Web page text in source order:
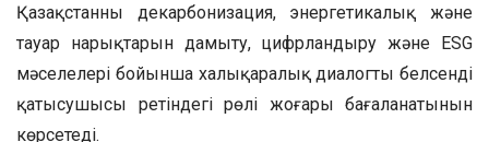
Қазақстанның декарбонизация, энергетикалық және
тауар нарықтарын дамыту, цифрландыру және ESG
мәселелері бойынша халықаралық диалогтың белсенді
қатысушысы ретіндегі рөлі жоғары бағаланатынын
көрсетеді.